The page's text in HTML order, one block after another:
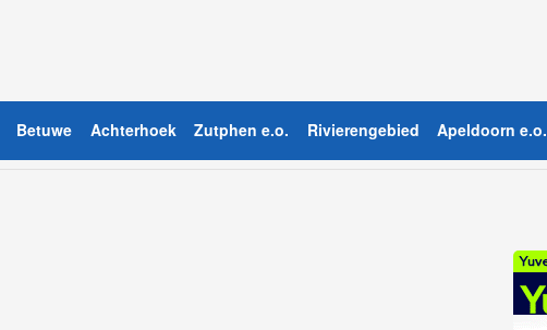
Betuwe Achterhoek Zutphen e.o. Rivierengebied Apeldoorn e.o.